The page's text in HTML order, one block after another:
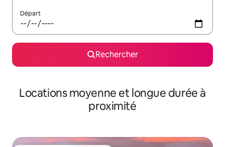
Départ
Rechercher
Locations moyenne et longue durée à
proximité